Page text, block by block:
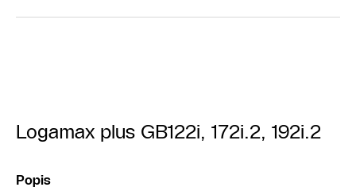
Logamax plus GB122i, 172i.2, 192i.2
Popis